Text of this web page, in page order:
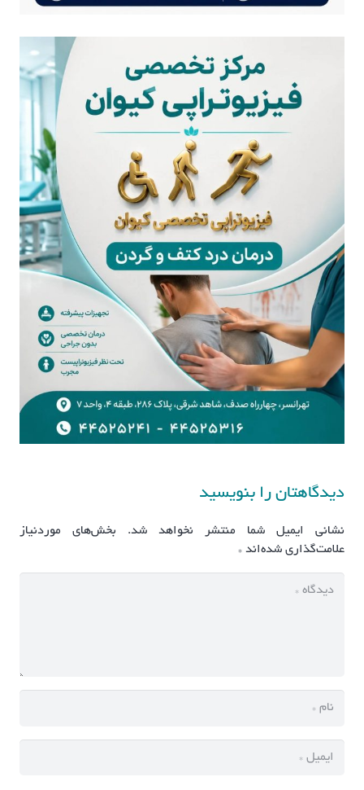
دیدگاهتان را بنویسید
نشانی ایمیل شما منتشر نخواهد شد.
بخش‌های موردنیاز
علامت‌گذاری شده‌اند *